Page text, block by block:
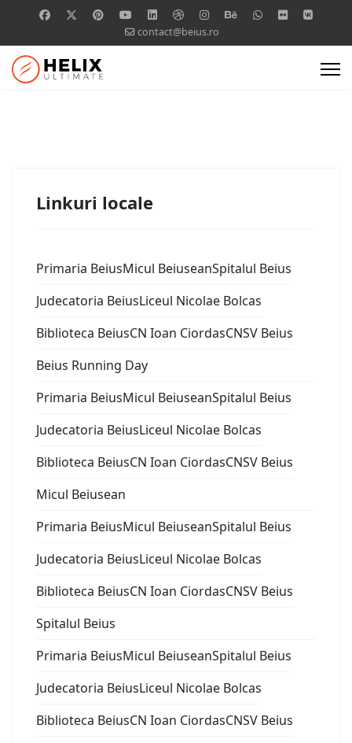
contact@beius.ro
Linkuri locale
Primaria BeiusMicul BeiuseanSpitalul Beius
Judecatoria BeiusLiceul Nicolae Bolcas
Biblioteca BeiusCN Ioan CiordasCNSV Beius
Beius Running Day
Primaria BeiusMicul BeiuseanSpitalul Beius
Judecatoria BeiusLiceul Nicolae Bolcas
Biblioteca BeiusCN Ioan CiordasCNSV Beius
Micul Beiusean
Primaria BeiusMicul BeiuseanSpitalul Beius
Judecatoria BeiusLiceul Nicolae Bolcas
Biblioteca BeiusCN Ioan CiordasCNSV Beius
Spitalul Beius
Primaria BeiusMicul BeiuseanSpitalul Beius
Judecatoria BeiusLiceul Nicolae Bolcas
Biblioteca BeiusCN Ioan CiordasCNSV Beius